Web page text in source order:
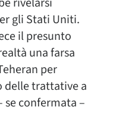
gli Stati Uniti.
il presunto
una farsa
per
delle trattative a
se confermata –